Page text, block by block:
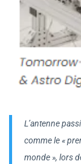
L’antenne
comme le «
monde », lors